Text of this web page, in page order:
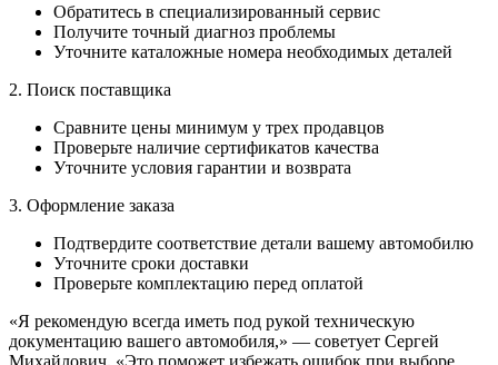
Обратитесь в специализированный сервис
Получите точный диагноз проблемы
Уточните каталожные номера необходимых деталей
2. Поиск поставщика
Сравните цены минимум у трех продавцов
Проверьте наличие сертификатов качества
Уточните условия гарантии и возврата
3. Оформление заказа
Подтвердите соответствие детали вашему автомобилю
Уточните сроки доставки
Проверьте комплектацию перед оплатой
«Я рекомендую всегда иметь под рукой техническую
документацию вашего автомобиля,» — советует Сергей